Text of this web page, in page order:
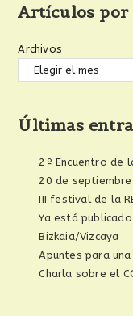
Artículos por
Archivos
Últimas
2º Encuentro de
20 de
III festival de la
Ya está
Bizkaia/Vizcaya
Apuntes para
Charla sobre el